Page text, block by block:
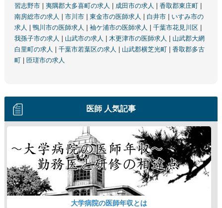
習志野市
夷隅郡大多喜町の求人 成田市の求人 香取郡東庄町
南房総市の求人
市川市 東金市の医師求人 白井市
いすみ市の
求人
鴨川市の医師求人 袖ケ浦市の医師求人 千葉市花見川区
我孫子市の求人
山武市の求人 木更津市の医師求人
山武郡大網
白里町の求人
千葉市若葉区の求人 山武郡横芝光町
香取郡多古
町
匝瑳市の求人
医師 人気記事
大学病院の医師年収とは